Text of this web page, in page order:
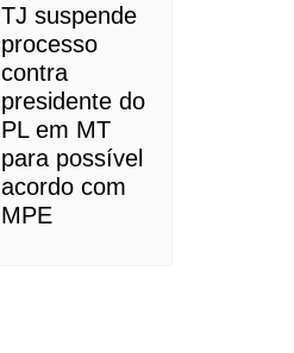
TJ suspende
processo
contra
presidente do
PL em MT
para possível
acordo com
MPE